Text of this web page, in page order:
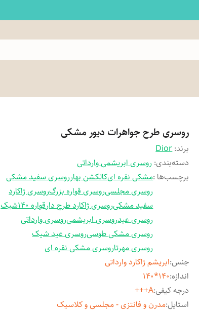
روسری طرح جواهرات دیور مشکی
برند:Dior
دسته‌بندی: روسری ابریشمی وارداتی
برچسب‌ها :مشکی نقره ایکالکشن بهارروسری سفید مشکی
روسری مجلسیروسری قواره بزرگروسری ژاکارد
سفید مشکیروسری ژاکارد طرح دارقواره 140
شیک
روسری عیدروسری ابریشمیروسری وارداتی
روسری مشکی طوسیروسری عید شیک
روسری مهرتاروسری مشکی نقره ای
جنس:ابریشم ژاکارد وارداتی
اندازه:
140*140
درجه کیفی:
A+++
استایل:مدرن و فانتزی - مجلسی و کلاسیک